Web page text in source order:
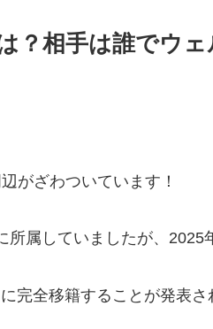
？相手は誰でウ
がざわついています！
属していましたが、2025
完全移籍することが発表さ